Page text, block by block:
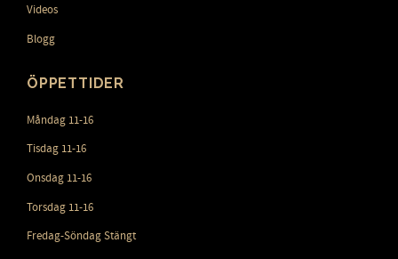
Videos
Blogg
ÖPPETTIDER
Måndag 11-16
Tisdag 11-16
Onsdag 11-16
Torsdag 11-16
Fredag-Söndag Stängt